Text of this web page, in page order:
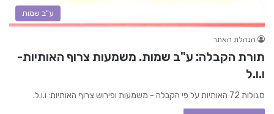
ע"ב שמות
הנהלת האתר
תורת הקבלה: ע"ב שמות. משמעות צרוף האותיות-
ו.ו.ל
סגולות 72 האותיות על פי הקבלה - משמעות ופירוש צרוף האותיות: ו.ו.ל.